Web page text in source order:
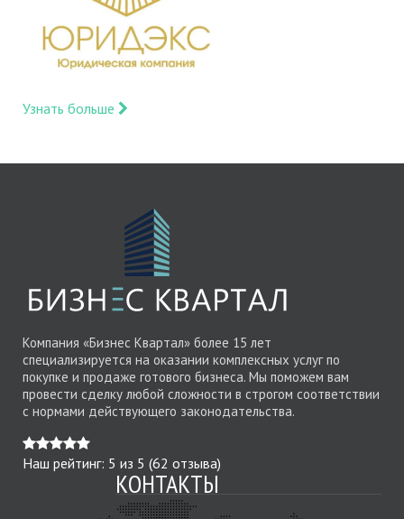
Узнать больше
Компания «Бизнес Квартал» более 15 лет
специализируется на оказании комплексных услуг по
покупке и продаже готового бизнеса. Мы поможем вам
провести сделку любой сложности в строгом соответствии
с нормами действующего законодательства.
Наш рейтинг: 5 из 5 (62 отзыва)
КОНТАКТЫ